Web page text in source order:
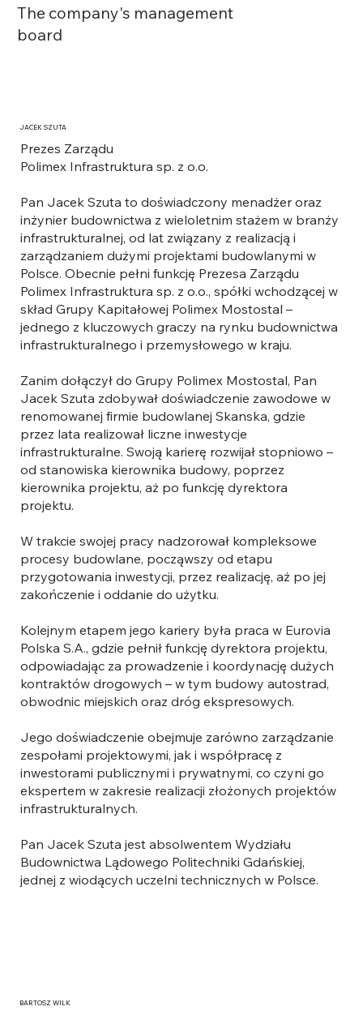
The company's management
board
JACEK SZUTA
Prezes Zarządu
Polimex Infrastruktura sp. z o.o.
Pan Jacek Szuta to doświadczony menadżer oraz
inżynier budownictwa z wieloletnim stażem w branży
infrastrukturalnej, od lat związany z realizacją i
zarządzaniem dużymi projektami budowlanymi w
Polsce. Obecnie pełni funkcję Prezesa Zarządu
Polimex Infrastruktura sp. z o.o., spółki wchodzącej w
skład Grupy Kapitałowej Polimex Mostostal –
jednego z kluczowych graczy na rynku budownictwa
infrastrukturalnego i przemysłowego w kraju.
Zanim dołączył do Grupy Polimex Mostostal, Pan
Jacek Szuta zdobywał doświadczenie zawodowe w
renomowanej firmie budowlanej Skanska, gdzie
przez lata realizował liczne inwestycje
infrastrukturalne. Swoją karierę rozwijał stopniowo –
od stanowiska kierownika budowy, poprzez
kierownika projektu, aż po funkcję dyrektora
projektu.
W trakcie swojej pracy nadzorował kompleksowe
procesy budowlane, począwszy od etapu
przygotowania inwestycji, przez realizację, aż po jej
zakończenie i oddanie do użytku.
Kolejnym etapem jego kariery była praca w Eurovia
Polska S.A., gdzie pełnił funkcję dyrektora projektu,
odpowiadając za prowadzenie i koordynację dużych
kontraktów drogowych – w tym budowy autostrad,
obwodnic miejskich oraz dróg ekspresowych.
Jego doświadczenie obejmuje zarówno zarządzanie
zespołami projektowymi, jak i współpracę z
inwestorami publicznymi i prywatnymi, co czyni go
ekspertem w zakresie realizacji złożonych projektów
infrastrukturalnych.
Pan Jacek Szuta jest absolwentem Wydziału
Budownictwa Lądowego Politechniki Gdańskiej,
jednej z wiodących uczelni technicznych w Polsce.
BARTOSZ WILK